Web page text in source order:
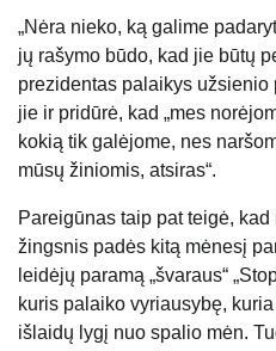
„Nėra nieko, ką galime
jų rašymo būdo, kad jie būtų
prezidentas palaikys užsienio
jie ir pridūrė, kad „mes
kokią tik galėjome, nes
mūsų žiniomis, atsiras“.
Pareigūnas taip pat teigė,
žingsnis padės kitą mėnesį
leidėjų paramą „švaraus“
kuris palaiko vyriausybę,
išlaidų lygį nuo spalio mėn.